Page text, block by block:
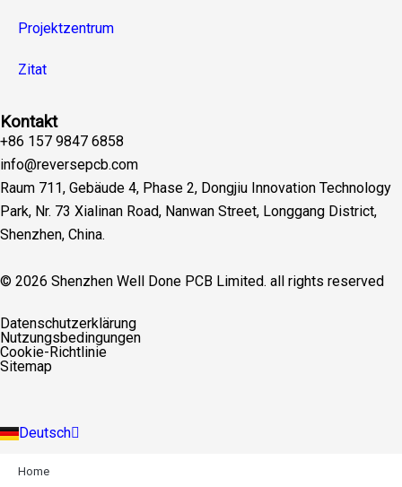
Projektzentrum
Zitat
Kontakt
+86 157 9847 6858
info@reversepcb.com
Raum 711, Gebäude 4, Phase 2, Dongjiu Innovation Technology
Park, Nr. 73 Xialinan Road, Nanwan Street, Longgang District,
Shenzhen, China.
© 2026 Shenzhen Well Done PCB Limited. all rights reserved
Datenschutzerklärung
Nutzungsbedingungen
Cookie-Richtlinie
Sitemap
Deutsch
Español
Français
Русский
Indonesia
Home